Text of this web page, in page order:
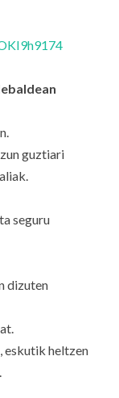
guztiari
seguru
dizuten
eskutik heltzen